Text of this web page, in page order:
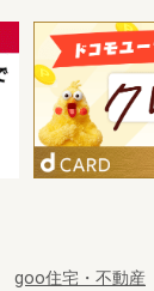
goo住宅・不動産